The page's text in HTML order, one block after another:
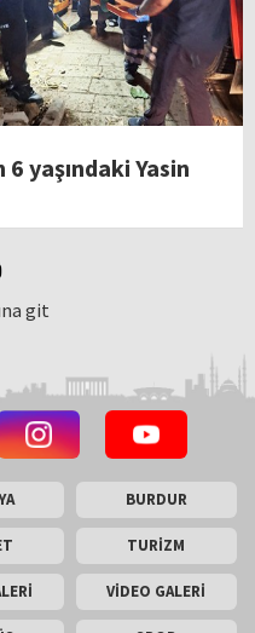
yaşındaki Yasin
git
BURDUR
TURİZM
VİDEO GALERİ